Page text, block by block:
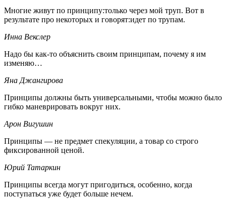
Многие живут по принципу:только через мой труп. Вот в
результате про некоторых и говорят:идет по трупам.
Инна Векслер
Надо бы как-то объяснить своим принципам, почему я им
изменяю…
Яна Джангирова
Принципы должны быть универсальными, чтобы можно было
гибко маневрировать вокруг них.
Арон Вигушин
Принципы — не предмет спекуляции, а товар со строго
фиксированной ценой.
Юрий Татаркин
Принципы всегда могут пригодиться, особенно, когда
поступаться уже будет больше нечем.